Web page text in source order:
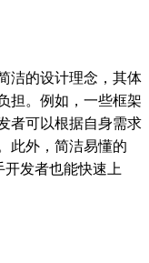
洁的设计理念，其体
担。例如，一些框架
者可以根据自身需求
此外，简洁易懂的
发者也能快速上